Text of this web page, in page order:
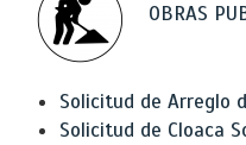
OBRAS
Solicitud de Arreglo
Solicitud de Cloaca